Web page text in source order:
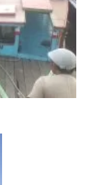
kunjungan